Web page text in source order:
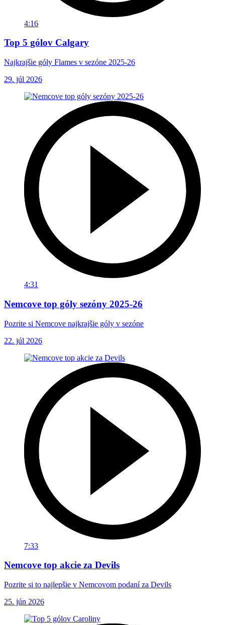
4:16
Top 5 gólov Calgary
Najkrajšie góly Flames v sezóne 2025-26
29. júl 2026
4:31
Nemcove top góly sezóny 2025-26
Pozrite si Nemcove najkrajšie góly v sezóne
22. júl 2026
7:33
Nemcove top akcie za Devils
Pozrite si to najlepšie v Nemcovom podaní za Devils
25. jún 2026